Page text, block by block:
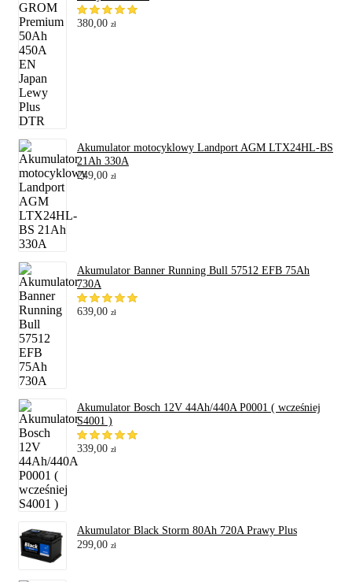
380,00 zł
Akumulator motocyklowy Landport AGM LTX24HL-BS
21Ah 330A
249,00 zł
Akumulator Banner Running Bull 57512 EFB 75Ah
730A
639,00 zł
Akumulator Bosch 12V 44Ah/440A P0001 ( wcześniej
S4001 )
339,00 zł
Akumulator Black Storm 80Ah 720A Prawy Plus
299,00 zł